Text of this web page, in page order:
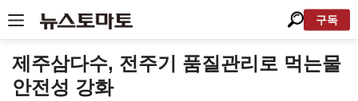
구독
제주삼다수, 전주기 품질관리로 먹는물
안전성 강화